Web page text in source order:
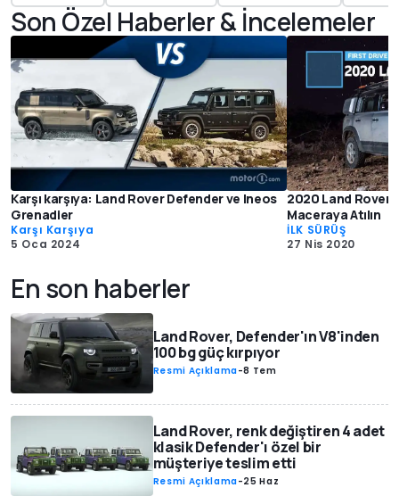
Son Özel Haberler & İncelemeler
Karşı karşıya: Land Rover Defender ve Ineos
Grenadier
Karşı Karşıya
5 Oca 2024
2020 Land Rover
Maceraya Atılın
İLK SÜRÜŞ
27 Nis 2020
En son haberler
Land Rover, Defender'ın V8'inden
100 bg güç kırpıyor
Resmi Açıklama-8 Tem
Land Rover, renk değiştiren 4 adet
klasik Defender'ı özel bir
müşteriye teslim etti
Resmi Açıklama-25 Haz